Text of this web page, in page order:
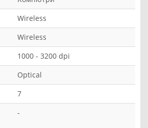
Wireless
Wireless
1000 - 3200 dpi
Optical
7
-